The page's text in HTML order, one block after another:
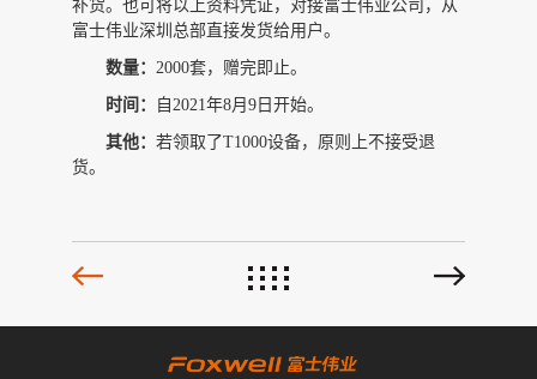
补货。也可将以上资料凭证，对接富士伟业公司，从
富士伟业深圳总部直接发货给用户。
数量： 2000套，赠完即止。
时间： 自 2021年8月 9日开始。
其他： 若领取了T1000设备，原则上不接受退
货。